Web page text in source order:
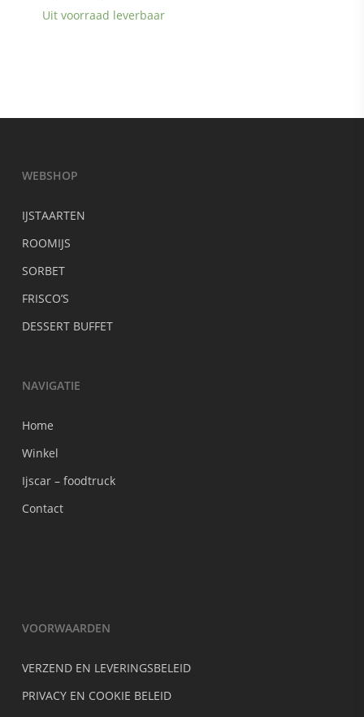
€ 6,00
Uit voorraad leverbaar
WEBSHOP
IJSTAARTEN
ROOMIJS
SORBET
FRISCO’S
DESSERT BUFFET
NAVIGATIE
Home
Winkel
Ijscar – foodtruck
Contact
VOORWAARDEN
VERZEND EN LEVERINGSBELEID
PRIVACY EN COOKIE BELEID